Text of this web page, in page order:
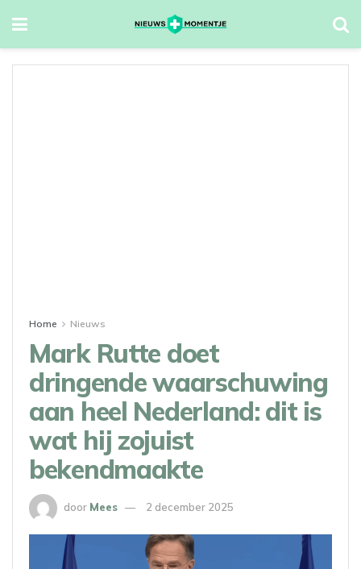
Home Nieuws
Mark Rutte doet
dringende waarschuwing
aan heel Nederland: dit is
wat hij zojuist
bekendmaakte
door Mees 2 december 2025